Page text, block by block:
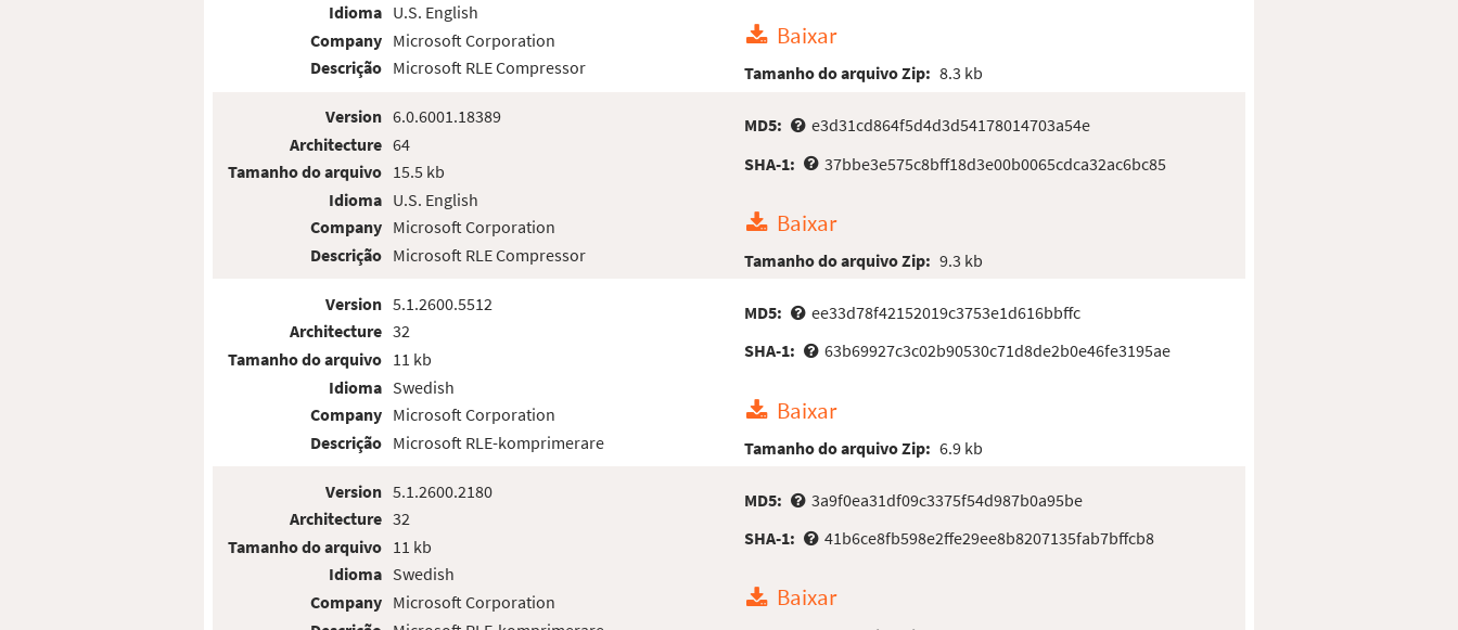
Idioma
Company
Descrição
U.S. English
Microsoft Corporation
Microsoft RLE Compressor
Baixar
Tamanho do arquivo Zip: 8.3 kb
Version
Architecture
Tamanho do arquivo
Idioma
Company
Descrição
6.0.6001.18389
64
15.5 kb
U.S. English
Microsoft Corporation
Microsoft RLE Compressor
MD5:
e3d31cd864f5d4d3d54178014703a54e
SHA-1:
37bbe3e575c8bff18d3e00b0065cdca32ac6bc85
Baixar
Tamanho do arquivo Zip: 9.3 kb
Version
Architecture
Tamanho do arquivo
Idioma
Company
Descrição
5.1.2600.5512
32
11 kb
Swedish
Microsoft Corporation
Microsoft RLE-komprimerare
MD5:
ee33d78f42152019c3753e1d616bbffc
SHA-1:
63b69927c3c02b90530c71d8de2b0e46fe3195ae
Baixar
Tamanho do arquivo Zip: 6.9 kb
Version
Architecture
Tamanho do arquivo
Idioma
Company
5.1.2600.2180
32
11 kb
Swedish
Microsoft Corporation
MD5:
3a9f0ea31df09c3375f54d987b0a95be
SHA-1:
41b6ce8fb598e2ffe29ee8b8207135fab7bffcb8
Baixar